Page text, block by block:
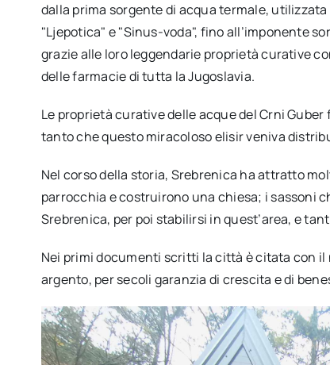
dalla prima sorgente di acqua termale,
"Ljepotica" e "Sinus-voda", fino all’imponente
grazie alle loro leggendarie proprietà curative
delle farmacie di tutta la Jugoslavia.
Le proprietà curative delle acque del Crni
tanto che questo miracoloso elisir veniva
Nel corso della storia, Srebrenica ha attratto
parrocchia e costruirono una chiesa; i sassoni
Srebrenica, per poi stabilirsi in quest’area, e
Nei primi documenti scritti la città è citata con il
argento, per secoli garanzia di crescita e di